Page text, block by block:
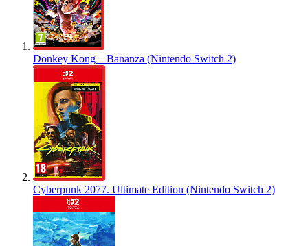
Donkey Kong – Bananza (Nintendo Switch 2)
Cyberpunk 2077. Ultimate Edition (Nintendo Switch 2)